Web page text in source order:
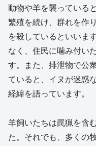
動物や羊を襲っている
繁殖を続け、群れを作
を殺しているといいま
なく、住民に噛み付い
す。また、排泄物で公
ていると、イヌが迷惑
経緯を語っています。
羊飼いたちは罠猟を含
た。それでも、多くの